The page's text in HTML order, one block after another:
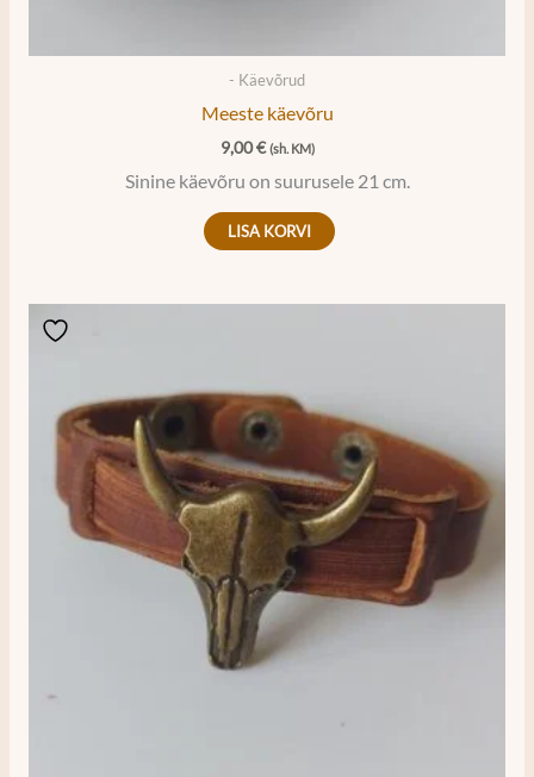
- Käevõrud
Meeste käevõru
9,00€ (sh. KM)
Sinine käevõru on suurusele 21 cm.
LISA KORVI